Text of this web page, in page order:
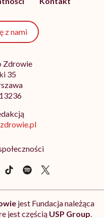
z nami
Zdrowie
35
jest Fundacja należąca
jest częścią USP Group.